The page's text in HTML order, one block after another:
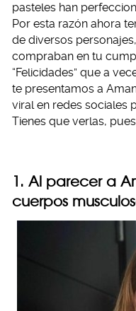
pasteles han
Por esta razón ahora
de diversos
compraban en tu
“Felicidades” que a
te presentamos a
viral en redes sociales
Tienes que verlas,
1. Al parecer a
cuerpos